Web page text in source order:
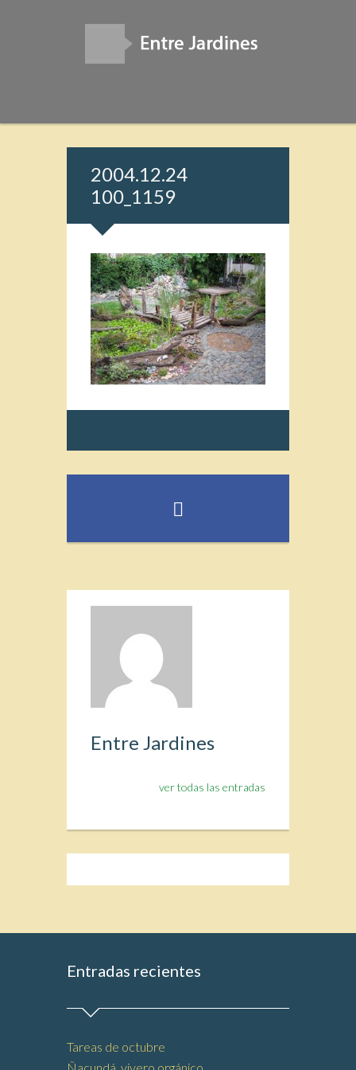
2004.12.24
100_1159
Entre Jardines
ver todas las entradas
Entradas recientes
Tareas de octubre